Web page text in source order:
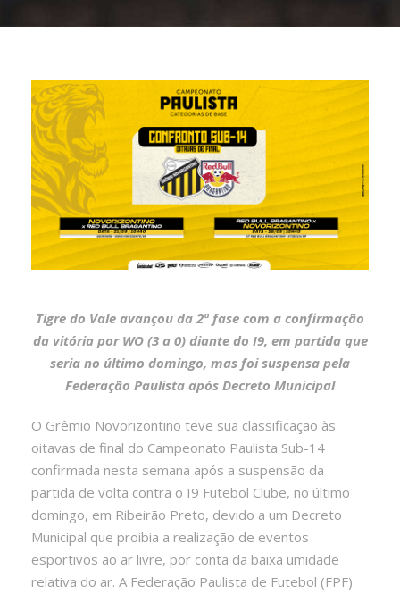
Tigre do Vale avançou da 2ª fase com a confirmação
da vitória por WO (3 a 0) diante do I9, em partida que
seria no último domingo, mas foi suspensa pela
Federação Paulista após Decreto Municipal
O Grêmio Novorizontino teve sua classificação às
oitavas de final do Campeonato Paulista Sub-14
confirmada nesta semana após a suspensão da
partida de volta contra o I9 Futebol Clube, no último
domingo, em Ribeirão Preto, devido a um Decreto
Municipal que proibia a realização de eventos
esportivos ao ar livre, por conta da baixa umidade
relativa do ar. A Federação Paulista de Futebol (FPF)